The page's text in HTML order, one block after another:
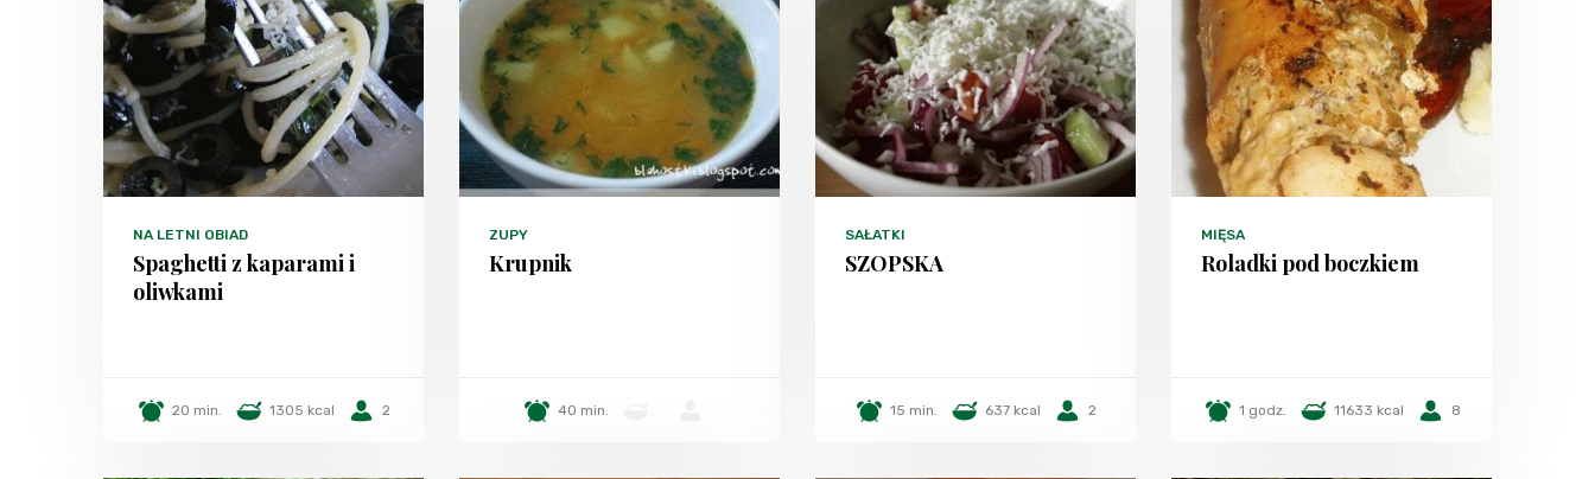
NA LETNI OBIAD
Spaghetti z kaparami i
oliwkami
20 min. 1305 kcal 2
ZUPY
Krupnik
40 min.
SAŁATKI
SZOPSKA
15 min. 637 kcal 2
MIĘSA
Roladki pod boczkiem
1 godz. 11633 kcal 8